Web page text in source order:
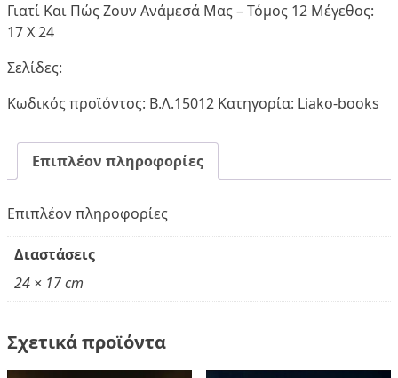
Γιατί Και Πώς Ζουν Ανάμεσά Μας – Τόμος 12 Μέγεθος:
17 Χ 24
Σελίδες:
Κωδικός προϊόντος: Β.Λ.15012 Κατηγορία: Liako-books
Επιπλέον πληροφορίες
Επιπλέον πληροφορίες
Διαστάσεις
24 × 17 cm
Σχετικά προϊόντα